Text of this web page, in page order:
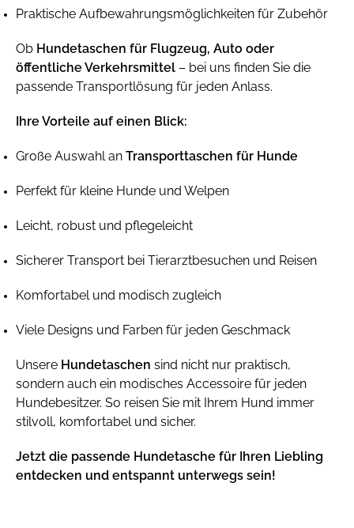
Praktische Aufbewahrungsmöglichkeiten für Zubehör
Ob Hundetaschen für Flugzeug, Auto oder
öffentliche Verkehrsmittel – bei uns finden Sie die
passende Transportlösung für jeden Anlass.
Ihre Vorteile auf einen Blick:
Große Auswahl an Transporttaschen für Hunde
Perfekt für kleine Hunde und Welpen
Leicht, robust und pflegeleicht
Sicherer Transport bei Tierarztbesuchen und Reisen
Komfortabel und modisch zugleich
Viele Designs und Farben für jeden Geschmack
Unsere Hundetaschen sind nicht nur praktisch,
sondern auch ein modisches Accessoire für jeden
Hundebesitzer. So reisen Sie mit Ihrem Hund immer
stilvoll, komfortabel und sicher.
Jetzt die passende Hundetasche für Ihren Liebling
entdecken und entspannt unterwegs sein!